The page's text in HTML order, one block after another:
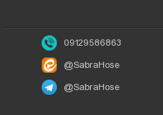
09129586863
@SabraHose
@SabraHose